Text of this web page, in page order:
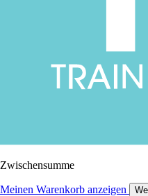
Zwischensumme
Meinen Warenkorb anzeigen